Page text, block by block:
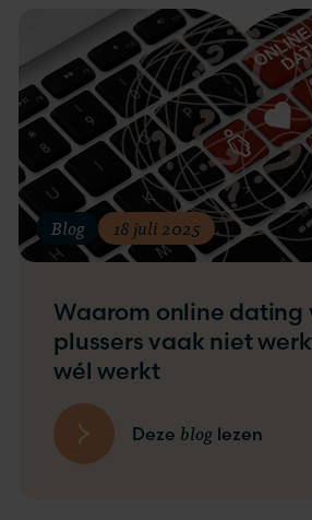
Blog 18 juli 2025
Waarom online dating
plussers vaak niet
wél werkt
Deze blog lezen